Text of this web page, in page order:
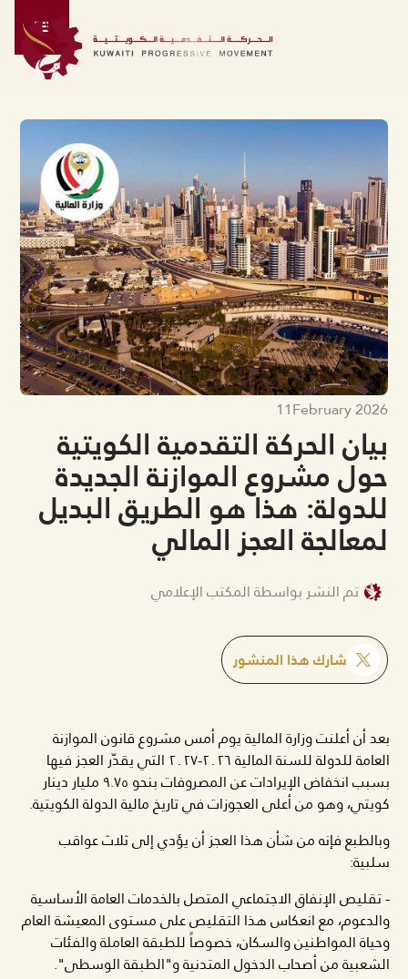
February 2026
11
بيان الحركة التقدمية الكويتية
حول مشروع الموازنة الجديدة
للدولة: هذا هو الطريق البديل
لمعالجة العجز المالي
تم النشر بواسطة المكتب الإعلامي
شارك هذا المنشور
بعد أن أعلنت وزارة المالية يوم أمس مشروع قانون الموازنة
العامة للدولة للسنة المالية ٢٠٢٦-٢٠٢٧ التي يقدّر العجز فيها
بسبب انخفاض الإيرادات عن المصروفات بنحو ٩.٧٥ مليار دينار
كويتي، وهو من أعلى العجوزات في تاريخ مالية الدولة الكويتية.
وبالطبع فإنه من شأن هذا العجز أن يؤدي إلى ثلاث عواقب
سلبية:
- تقليص الإنفاق الاجتماعي المتصل بالخدمات العامة الأساسية
والدعوم، مع انعكاس هذا التقليص على مستوى المعيشة العام
وحياة المواطنين والسكان، خصوصاً للطبقة العاملة والفئات
الشعبية من أصحاب الدخول المتدنية و"الطبقة الوسطى".